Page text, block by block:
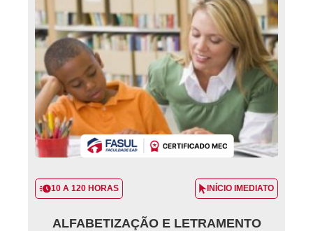
10 A 120 HORAS INÍCIO IMEDIATO
ALFABETIZAÇÃO E LETRAMENTO